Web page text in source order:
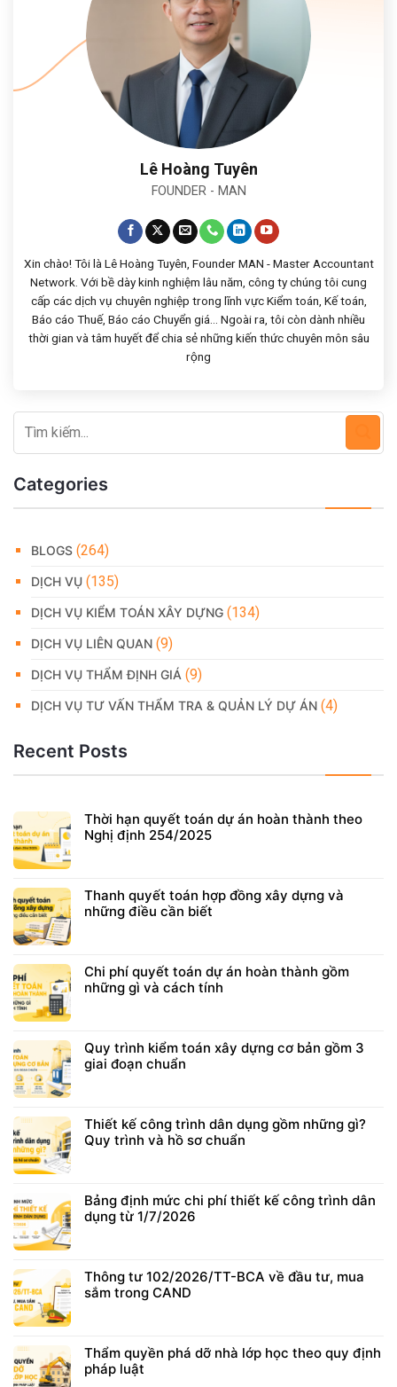
Lê Hoàng Tuyên
FOUNDER - MAN
Xin chào! Tôi là Lê Hoàng Tuyên, Founder MAN - Master Accountant
Network. Với bề dày kinh nghiệm lâu năm, công ty chúng tôi cung
cấp các dịch vụ chuyên nghiệp trong lĩnh vực Kiểm toán, Kế toán,
Báo cáo Thuế, Báo cáo Chuyển giá... Ngoài ra, tôi còn dành nhiều
thời gian và tâm huyết để chia sẻ những kiến thức chuyên môn sâu
rộng
Categories
BLOGS (264)
DỊCH VỤ (135)
DỊCH VỤ KIỂM TOÁN XÂY DỰNG (134)
DỊCH VỤ LIÊN QUAN (9)
DỊCH VỤ THẨM ĐỊNH GIÁ (9)
DỊCH VỤ TƯ VẤN THẨM TRA & QUẢN LÝ DỰ ÁN (4)
Recent Posts
Thời hạn quyết toán dự án hoàn thành theo
Nghị định 254/2025
Thanh quyết toán hợp đồng xây dựng và
những điều cần biết
Chi phí quyết toán dự án hoàn thành gồm
những gì và cách tính
Quy trình kiểm toán xây dựng cơ bản gồm 3
giai đoạn chuẩn
Thiết kế công trình dân dụng gồm những gì?
Quy trình và hồ sơ chuẩn
Bảng định mức chi phí thiết kế công trình dân
dụng từ 1/7/2026
Thông tư 102/2026/TT-BCA về đầu tư, mua
sắm trong CAND
Thẩm quyền phá dỡ nhà lớp học theo quy định
pháp luật